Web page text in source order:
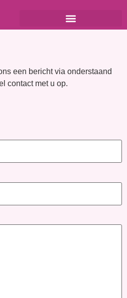
een bericht via onderstaand
contact met u op.